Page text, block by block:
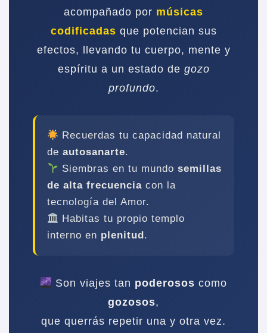
acompañado por músicas
codificadas que potencian sus
efectos, llevando tu cuerpo, mente y
espíritu a un estado de gozo
profundo.
Recuerdas tu capacidad natural
de autosanarte.
Siembras en tu mundosemillas
de alta frecuencia con la
tecnología del Amor.
Habitas tu propio templo
interno en plenitud.
Son viajes tan poderosos como
gozosos,
que querrás repetir una y otra vez.